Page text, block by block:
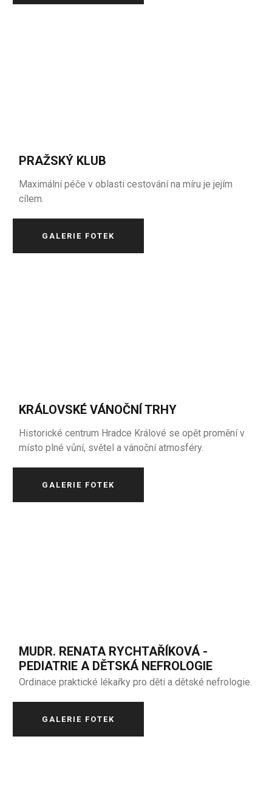
PRAŽSKÝ KLUB
Maximální péče v oblasti cestování na míru je jejím
cílem.
GALERIE FOTEK
KRÁLOVSKÉ VÁNOČNÍ TRHY
Historické centrum Hradce Králové se opět promění v
místo plné vůní, světel a vánoční atmosféry.
GALERIE FOTEK
MUDR. RENATA RYCHTAŘÍKOVÁ -
PEDIATRIE A DĚTSKÁ NEFROLOGIE
Ordinace praktické lékařky pro děti a dětské nefrologie.
GALERIE FOTEK